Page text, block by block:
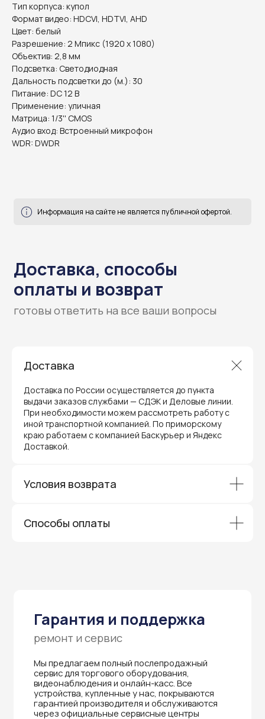
Тип корпуса: купол
Формат видео: HDCVI, HDTVI, AHD
Цвет: белый
Разрешение: 2 Мпикс (1920 х 1080)
Объектив: 2,8 мм
Подсветка: Светодиодная
Дальность подсветки до (м.): 30
Питание: DC 12 В
Применение: уличная
Матрица: 1/3'' CMOS
Аудио вход: Встроенный микрофон
WDR: DWDR
Информация на сайте не является публичной офертой.
Доставка
Доставка по России осуществляется до пункта
выдачи заказов службами — СДЭК и Деловые линии.
При необходимости можем рассмотреть работу с
иной транспортной компанией. По приморскому
краю работаем с компанией Баскурьер и Яндекс
Доставкой.
Условия возврата
Способы оплаты
устройства, купленные у нас, покрываются